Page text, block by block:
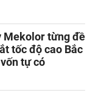
Mekolor từng đề
tốc độ cao Bắc
tự có